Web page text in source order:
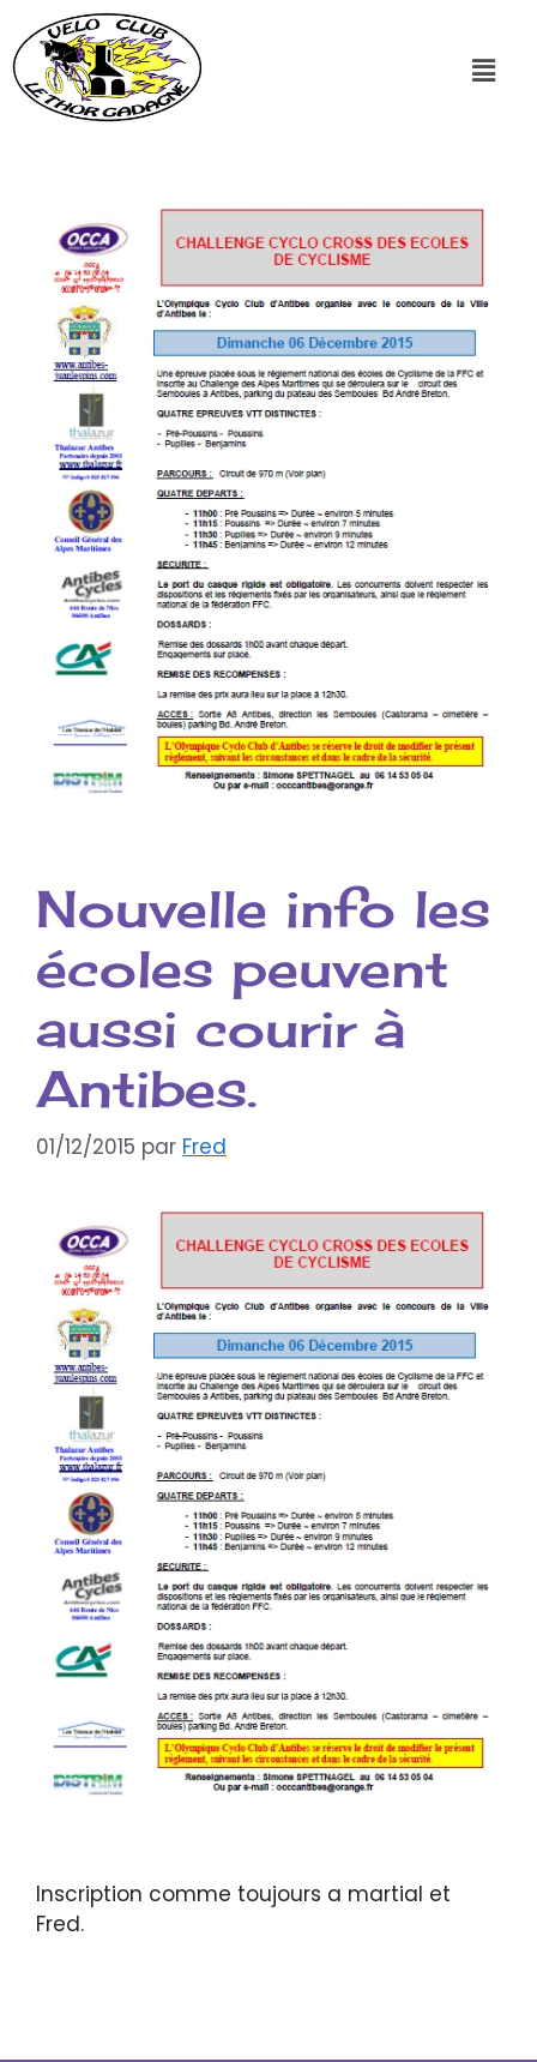
Nouvelle info les
écoles peuvent
aussi courir à
Antibes.
01/12/2015 par Fred
Inscription comme toujours a martial et
Fred.